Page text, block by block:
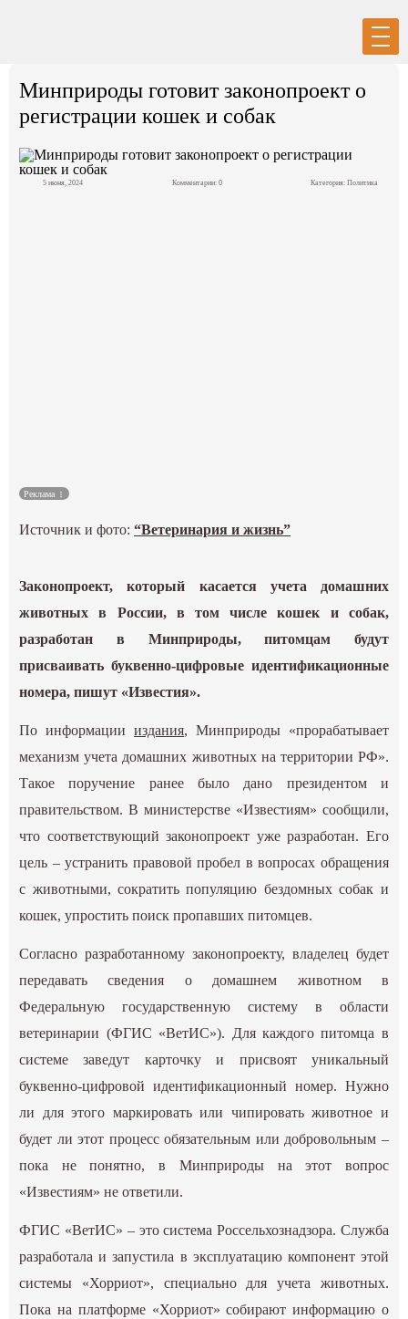
Спецпроекты
Минприроды готовит законопроект о
регистрации кошек и собак
5 июня, 2024 Комментарии: 0 Категория: Политика
Реклама
Источник и фото:“Ветеринария и жизнь”
Законопроект, который касается учета домашних
животных в России, в том числе кошек и собак,
разработан в Минприроды, питомцам будут
присваивать буквенно-цифровые идентификационные
номера, пишут «Известия».
По информации издания, Минприроды «прорабатывает
механизм учета домашних животных на территории РФ».
Такое поручение ранее было дано президентом и
правительством. В министерстве «Известиям» сообщили,
что соответствующий законопроект уже разработан. Его
цель – устранить правовой пробел в вопросах обращения
с животными, сократить популяцию бездомных собак и
кошек, упростить поиск пропавших питомцев.
Согласно разработанному законопроекту, владелец будет
передавать сведения о домашнем животном в
Федеральную государственную систему в области
ветеринарии (ФГИС «ВетИС»). Для каждого питомца в
системе заведут карточку и присвоят уникальный
буквенно-цифровой идентификационный номер. Нужно
ли для этого маркировать или чипировать животное и
будет ли этот процесс обязательным или добровольным –
пока не понятно, в Минприроды на этот вопрос
«Известиям» не ответили.
ФГИС «ВетИС» – это система Россельхознадзора. Служба
разработала и запустила в эксплуатацию компонент этой
системы «Хорриот», специально для учета животных.
Пока на платформе «Хорриот» собирают информацию о